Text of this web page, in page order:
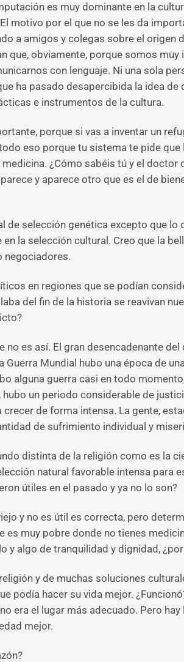
es muy dominante en la
motivo por el que no se les da
a amigos y colegas sobre el origen
que, obviamente, porque somos
con lenguaje. Ni una sola
ha pasado desapercibida la idea
e instrumentos de la cultura.
porque si vas a inventar un
eso porque tu sistema te pide
¿Cómo sabéis tú y el
y aparece otro que es el de
selección genética excepto que
la selección cultural. Creo que la
negociadores.
en regiones que se podían
del fin de la historia se reavivan
no es así. El gran desencadenante
Mundial hubo una época de
alguna guerra casi en todo
un periodo considerable de
de forma intensa. La gente,
de sufrimiento individual y
distinta de la religión como es la
natural favorable intensa para
útiles en el pasado y ya no lo son?
y no es útil es correcta, pero
es muy pobre donde no tienes
y algo de tranquilidad y dignidad,
y de muchas soluciones
podía hacer su vida mejor.
era el lugar más adecuado. Pero
mejor.